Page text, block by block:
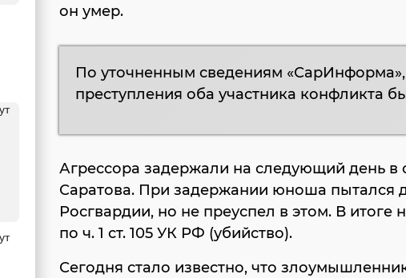
он умер.
По уточненным сведениям
преступления оба участника конфликта
Агрессора задержали на следующий день в
Саратова. При задержании юноша пытался
Росгвардии, но не преуспел в этом. В итоге
по ч. 1 ст. 105 УК РФ (убийство).
Сегодня стало известно, что